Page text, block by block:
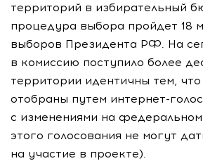
территорий в избирательный
процедура выбора пройдет 18
выборов Президента РФ. На
в комиссию поступило более
территории идентичны тем,
отобраны путем интернет-
с изменениями на
этого голосования не могут
на участие в проекте).